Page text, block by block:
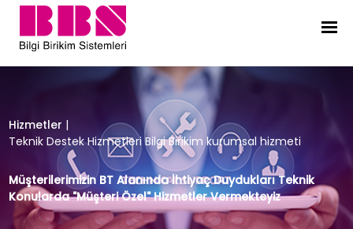
Teknik Destek Hizmetleri Bilgi
Hizmetler |
Teknik Destek Hizmetleri Bilgi Birikim kurumsal hizmeti
Müşterilerimizin BT Alanında İhtiyaç Duydukları Teknik
Konularda "Müşteri Özel" Hizmetler Vermekteyiz